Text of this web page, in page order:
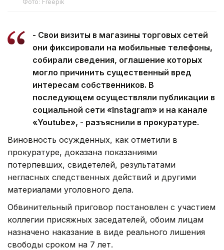
Фото: Freepik
- Свои визиты в магазины торговых сетей
они фиксировали на мобильные телефоны,
собирали сведения, оглашение которых
могло причинить существенный вред
интересам собственников. В
последующем осуществляли публикации в
социальной сети «Instagram» и на канале
«Youtube», - разъяснили в прокуратуре.
Виновность осужденных, как отметили в
прокуратуре, доказана показаниями
потерпевших, свидетелей, результатами
негласных следственных действий и другими
материалами уголовного дела.
Обвинительный приговор постановлен с участием
коллегии присяжных заседателей, обоим лицам
назначено наказание в виде реального лишения
свободы сроком на 7 лет.